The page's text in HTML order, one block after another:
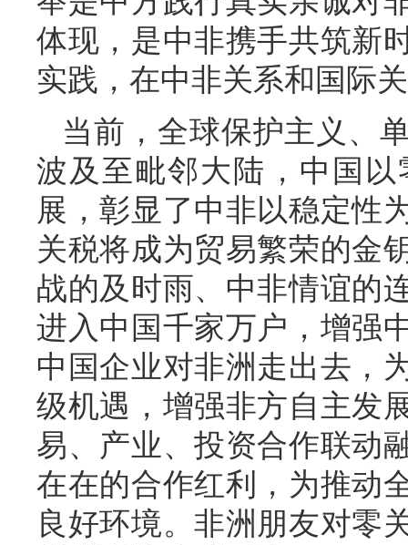
体现，是中非携手共筑新
实践，在中非关系和国际
当前，全球保护主义、
波及至毗邻大陆，中国
展，彰显了中非以稳定性
关税将成为贸易繁荣的金
战的及时雨、中非情谊的
进入中国千家万户，增强
中国企业对非洲走出去，
级机遇，增强非方自主发
易、产业、投资合作联动
在在的合作红利，为推动
良好环境。非洲朋友对零